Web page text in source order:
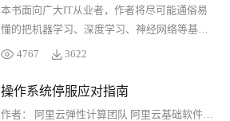
本书面向广大IT从业者，作者将尽可能通俗易
懂的把机器学习、深度学习、神经网络等基本
原理讲解清楚，并分享大语言模型、知识库等
识茧房”问题及解法。期望本书能成为AI技术爱
4767 3622
操作系统停服应对指南
作者： 阿里云弹性计算团队 阿里云基础软件团队